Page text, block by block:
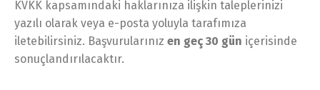
KVKK kapsamındaki haklarınıza ilişkin taleplerinizi
yazılı olarak veya e-posta yoluyla tarafımıza
iletebilirsiniz. Başvurularınız en geç 30 gün içerisinde
sonuçlandırılacaktır.